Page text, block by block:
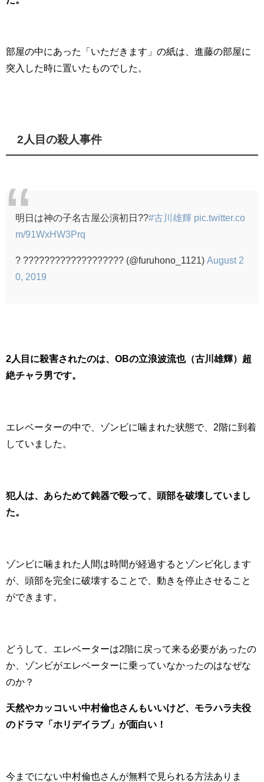
部屋の中にあった「いただきます」の紙は、進藤の部屋に
突入した時に置いたものでした。
2人目の殺人事件
明日は神の子名古屋公演初日??#古川雄輝 pic.twitter.co
m/91WxHW3Prq
? ??????????????????? (@furuhono_1121) August 2
0, 2019
2人目に殺害されたのは、OBの立浪波流也（古川雄輝）超
絶チャラ男です。
エレベーターの中で、ゾンビに噛まれた状態で、2階に到着
していました。
犯人は、あらためて鈍器で殴って、頭部を破壊していまし
た。
ゾンビに噛まれた人間は時間が経過するとゾンビ化します
が、頭部を完全に破壊することで、動きを停止させること
ができます。
どうして、エレベーターは2階に戻って来る必要があったの
か、ゾンビがエレベーターに乗っていなかったのはなぜな
のか？
天然やカッコいい中村倫也さんもいいけど、モラハラ夫役
のドラマ「ホリデイラブ」が面白い！
今までにない中村倫也さんが無料で見られる方法ありま